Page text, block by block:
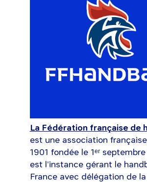
La Fédération française de
est une association
1901 fondée le 1ᵉʳ
est l'instance gérant le
France avec délégation de la